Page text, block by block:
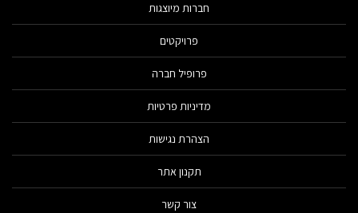
חברות מיוצגות
פרויקטים
פרופיל חברה
מדיניות פרטיות
הצהרת נגישות
תקנון אתר
צור קשר